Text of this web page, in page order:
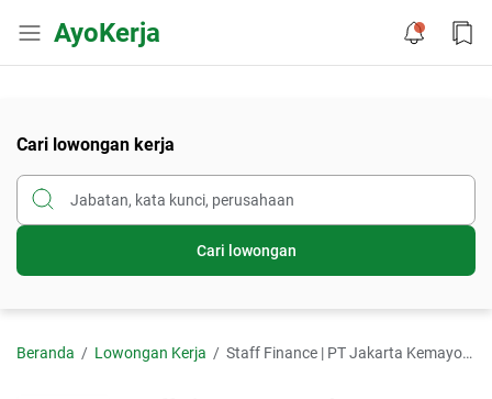
AyoKerja
Cari lowongan kerja
Cari lowongan
Beranda Lowongan Kerja Staff Finance | PT Jakarta Kemayoran Properti